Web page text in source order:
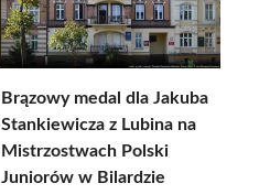
Brązowy medal dla Jakuba
Stankiewicza z Lubina na
Mistrzostwach Polski
Juniorów w Bilardzie